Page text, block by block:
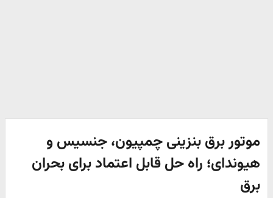
موتور برق بنزینی چمپیون، جنسیس و
هیوندای؛ راه حل قابل اعتماد برای بحران
برق